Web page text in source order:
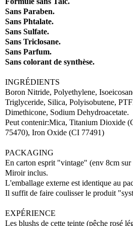
Sans Paraben.
Sans Phtalate.
Sans Sulfate.
Sans Triclosane.
Sans Parfum.
Sans colorant de synthèse.
INGRÉDIENTS
Boron Nitride, Polyethylene,
Triglyceride, Silica, Polyisobutene,
Dimethicone, Sodium Dehydroacetate.
Peut contenir:Mica, Titanium Dioxide
75470), Iron Oxide (CI 77491)
PACKAGING
En carton esprit "vintage" (env 8cm
Miroir inclus.
L'emballage externe est identique au
Il suffit de faire coulisser le produit
EXPÉRIENCE
Les blushs de cette teinte (pêche rosé